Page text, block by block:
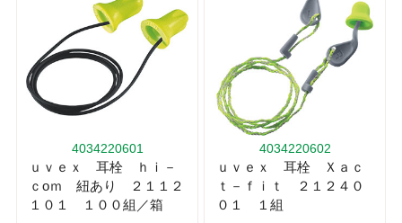
4034220601
ｕｖｅｘ 耳栓 ｈｉ－
ｃоｍ 紐あり ２１１２
１０１ １００組／箱
4034220602
ｕｖｅｘ 耳栓 Ｘａｃ
ｔ－ｆｉｔ ２１２４０
０１ １組